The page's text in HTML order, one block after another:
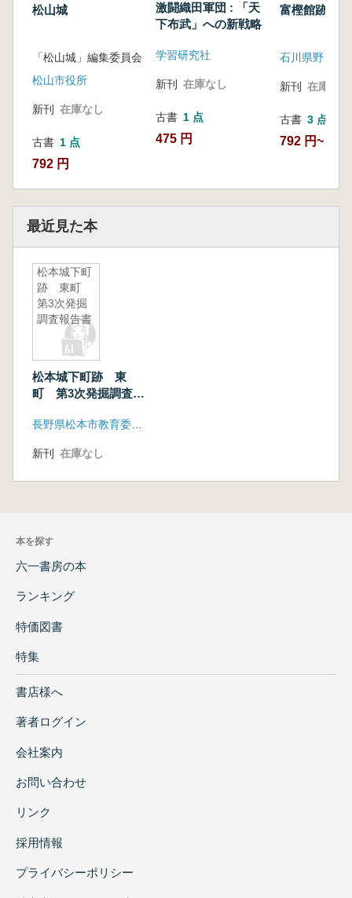
松山城
「松山城」編集委員会
松山市役所
新刊 在庫なし
古書 1 点
792 円
激闘織田軍団 : 「天
下布武」への新戦略
学習研究社
新刊 在庫なし
古書 1 点
475 円
富樫館跡3
新刊 在庫なし
古書 3 点
792 円~
最近見た本
松本城下町
跡 東町
第3次発掘
調査報告書
松本城下町跡 東
町 第3次発掘調査報
新刊 在庫なし
本を探す
六一書房の本
ランキング
特価図書
特集
書店様へ
著者ログイン
会社案内
お問い合わせ
リンク
採用情報
プライバシーポリシー